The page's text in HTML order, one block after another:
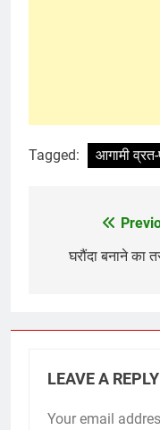
Tagged: आगामी व्रत-
navigation
घरौंदा बनाने का
LEAVE A REPLY
Your email